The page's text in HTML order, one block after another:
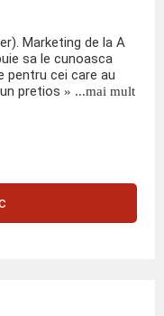
Marketing de la A
sa le cunoasca
pentru cei care au
pretios » ...mai mult